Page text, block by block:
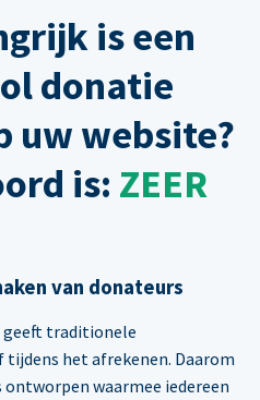
is een
donatie
uw website?
is: ZEER
van donateurs
geeft traditionele
het afrekenen. Daarom
ontworpen waarmee iedereen